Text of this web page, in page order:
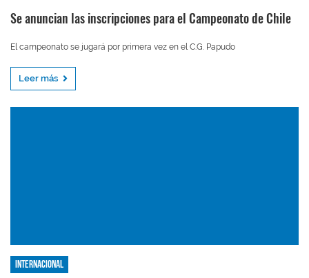
Se anuncian las inscripciones para el Campeonato de Chile
El campeonato se jugará por primera vez en el C.G. Papudo
Leer más
Internacional